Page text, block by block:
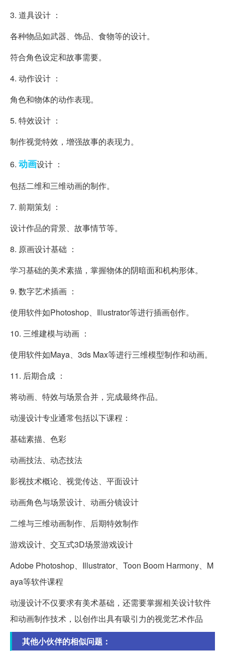
3. 道具设计 ：
各种物品如武器、饰品、食物等的设计。
符合角色设定和故事需要。
4. 动作设计 ：
角色和物体的动作表现。
5. 特效设计 ：
制作视觉特效，增强故事的表现力。
6. 动画设计 ：
包括二维和三维动画的制作。
7. 前期策划 ：
设计作品的背景、故事情节等。
8. 原画设计基础 ：
学习基础的美术素描，掌握物体的阴暗面和机构形体。
9. 数字艺术插画 ：
使用软件如Photoshop、Illustrator等进行插画创作。
10. 三维建模与动画 ：
使用软件如Maya、3ds Max等进行三维模型制作和动画。
11. 后期合成 ：
将动画、特效与场景合并，完成最终作品。
动漫设计专业通常包括以下课程：
基础素描、色彩
动画技法、动态技法
影视技术概论、视觉传达、平面设计
动画角色与场景设计、动画分镜设计
二维与三维动画制作、后期特效制作
游戏设计、交互式3D场景游戏设计
Adobe Photoshop、Illustrator、Toon Boom Harmony、M
aya等软件课程
动漫设计不仅要求有美术基础，还需要掌握相关设计软件
和动画制作技术，以创作出具有吸引力的视觉艺术作品
其他小伙伴的相似问题：